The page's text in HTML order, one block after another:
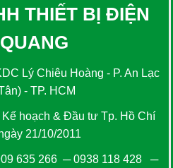
THIẾT BỊ ĐIỆN
Lý Chiêu Hoàng - P. An Lạc
- TP. HCM
hoạch & Đầu tư Tp. Hồ Chí
21/10/2011
635 266─0938 118 428─